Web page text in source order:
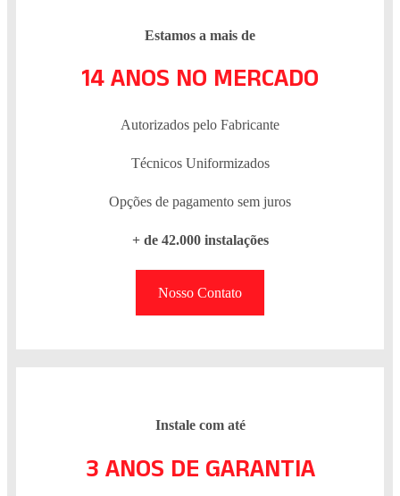
Estamos a mais de
14 ANOS NO MERCADO
Autorizados pelo Fabricante
Técnicos Uniformizados
Opções de pagamento sem juros
+ de 42.000 instalações
Nosso Contato
Instale com até
3 ANOS DE GARANTIA